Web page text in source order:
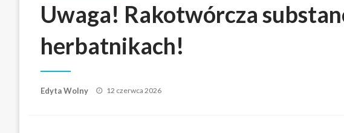
Uwaga! Rakotwórcza
herbatnikach!
Edyta Wolny
Posted
12 czerwca 2026